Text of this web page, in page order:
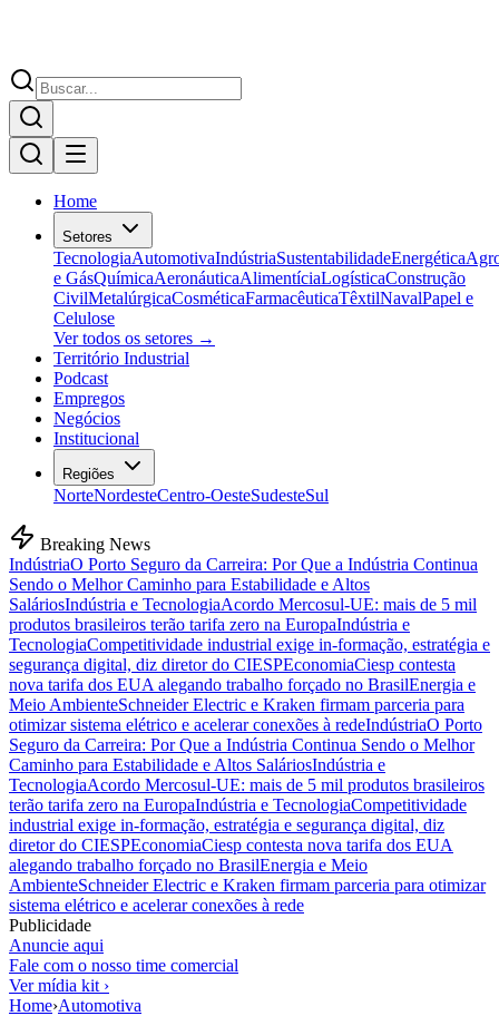
Home
Setores
TecnologiaAutomotivaIndústriaSustentabilidadeEnergética
e GásQuímicaAeronáuticaAlimentíciaLogísticaConstrução
CivilMetalúrgicaCosméticaFarmacêuticaTêxtilNavalPapel e
Celulose
Ver todos os setores →
Território Industrial
Podcast
Empregos
Negócios
Institucional
Regiões
NorteNordesteCentro-OesteSudesteSul
Breaking News
IndústriaO Porto Seguro da Carreira: Por Que a Indústria Continua
Sendo o Melhor Caminho para Estabilidade e Altos
SaláriosIndústria e TecnologiaAcordo Mercosul-UE: mais de 5 mil
produtos brasileiros terão tarifa zero na EuropaIndústria e
TecnologiaCompetitividade industrial exige in-formação, estratégia e
segurança digital, diz diretor do CIESPEconomiaCiesp contesta
nova tarifa dos EUA alegando trabalho forçado no BrasilEnergia e
Meio AmbienteSchneider Electric e Kraken firmam parceria para
otimizar sistema elétrico e acelerar conexões à redeIndústriaO Porto
Seguro da Carreira: Por Que a Indústria Continua Sendo o Melhor
Caminho para Estabilidade e Altos SaláriosIndústria e
TecnologiaAcordo Mercosul-UE: mais de 5 mil produtos brasileiros
terão tarifa zero na EuropaIndústria e TecnologiaCompetitividade
industrial exige in-formação, estratégia e segurança digital, diz
diretor do CIESPEconomiaCiesp contesta nova tarifa dos EUA
alegando trabalho forçado no BrasilEnergia e Meio
AmbienteSchneider Electric e Kraken firmam parceria para otimizar
sistema elétrico e acelerar conexões à rede
Publicidade
Anuncie aqui
Fale com o nosso time comercial
Ver mídia kit ›
Home›Automotiva